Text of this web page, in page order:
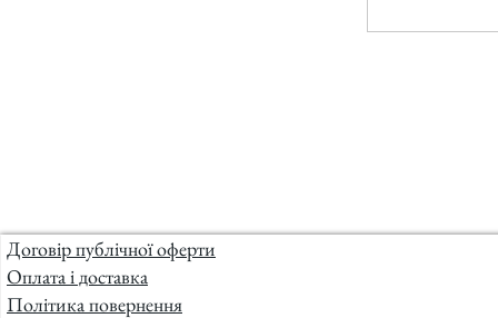
Договір публічної оферти
Оплата і доставка
Політика повернення